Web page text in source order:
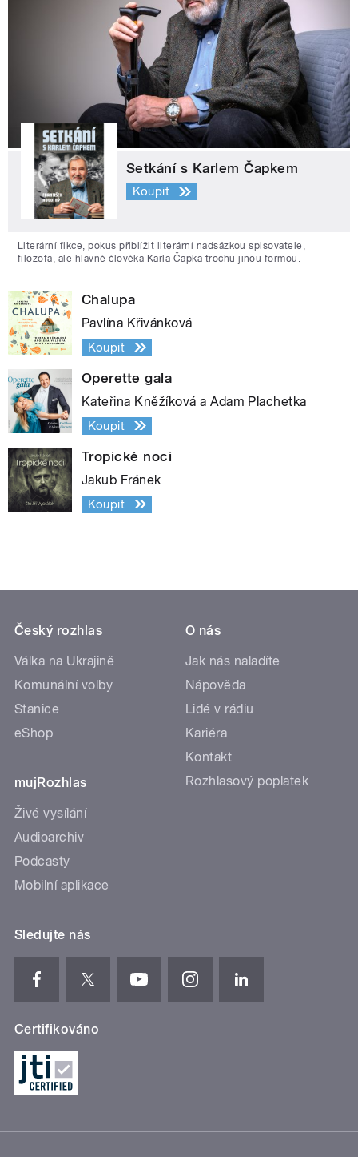
Setkání s Karlem Čapkem
Koupit
Literární fikce, pokus přiblížit literární nadsázkou spisovatele,
filozofa, ale hlavně člověka Karla Čapka trochu jinou formou.
Chalupa
Pavlína Křivánková
Koupit
Operette gala
Kateřina Kněžíková a Adam Plachetka
Koupit
Tropické noci
Jakub Fránek
Koupit
Český rozhlas
Válka na Ukrajině
Komunální volby
Stanice
eShop
mujRozhlas
Živé vysílání
Audioarchiv
Podcasty
Mobilní aplikace
O nás
Jak nás naladíte
Nápověda
Lidé v rádiu
Kariéra
Kontakt
Rozhlasový poplatek
Sledujte nás
Certifikováno